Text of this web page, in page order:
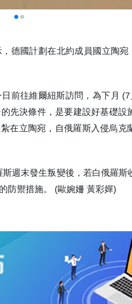
德國計劃在北約成員國立陶宛
前往維爾紐斯訪問，為下月
先決條件，是要建設好基礎設
在立陶宛，自俄羅斯入侵烏克
週末發生叛變後，若白俄羅斯
防禦措施。 (歐婉姍 黃彩嬋)